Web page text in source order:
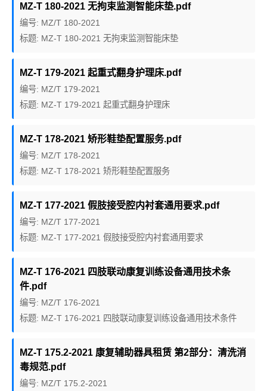
MZ-T 180-2021 无拘束监测智能床垫.pdf
编号: MZ/T 180-2021
标题: MZ-T 180-2021 无拘束监测智能床垫
MZ-T 179-2021 起重式翻身护理床.pdf
编号: MZ/T 179-2021
标题: MZ-T 179-2021 起重式翻身护理床
MZ-T 178-2021 矫形鞋垫配置服务.pdf
编号: MZ/T 178-2021
标题: MZ-T 178-2021 矫形鞋垫配置服务
MZ-T 177-2021 假肢接受腔内衬套通用要求.pdf
编号: MZ/T 177-2021
标题: MZ-T 177-2021 假肢接受腔内衬套通用要求
MZ-T 176-2021 四肢联动康复训练设备通用技术条
件.pdf
编号: MZ/T 176-2021
标题: MZ-T 176-2021 四肢联动康复训练设备通用技术条件
MZ-T 175.2-2021 康复辅助器具租赁 第2部分：清洗消
毒规范.pdf
编号: MZ/T 175.2-2021